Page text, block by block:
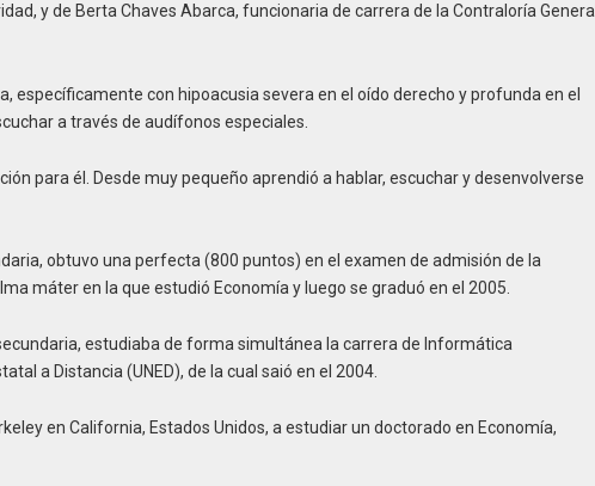
y de Berta Chaves Abarca, funcionaria de carrera de la Contraloría General
específicamente con hipoacusia severa en el oído derecho y profunda en el
a través de audífonos especiales.
para él. Desde muy pequeño aprendió a hablar, escuchar y desenvolverse
obtuvo una perfecta (800 puntos) en el examen de admisión de la
máter en la que estudió Economía y luego se graduó en el 2005.
estudiaba de forma simultánea la carrera de Informática
a Distancia (UNED), de la cual saió en el 2004.
en California, Estados Unidos, a estudiar un doctorado en Economía,